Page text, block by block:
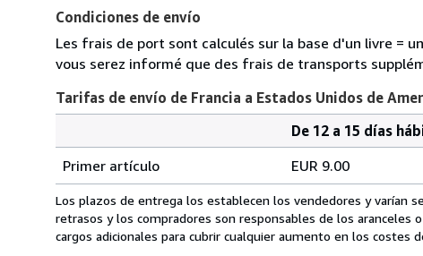
Condiciones de envío
Les frais de port sont calculés sur la base d'un livre =
vous serez informé que des frais de transports
Tarifas de envío de Francia a Estados Unidos de
de
envío
de
Francia
pedido
De 12 a 15 días
Primer artículo
EUR 9.00
Los plazos de entrega los establecen los vendedores y varían
retrasos y los compradores son responsables de los aranceles
cargos adicionales para cubrir cualquier aumento en los costes